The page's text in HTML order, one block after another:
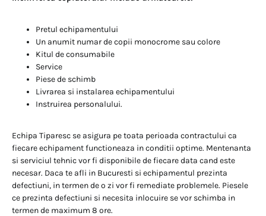
Pretul echipamentului
Un anumit numar de copii monocrome sau colore
Kitul de consumabile
Service
Piese de schimb
Livrarea si instalarea echipamentului
Instruirea personalului.
Echipa Tiparesc se asigura pe toata perioada contractului ca
fiecare echipament functioneaza in conditii optime. Mentenanta
si serviciul tehnic vor fi disponibile de fiecare data cand este
necesar. Daca te afli in Bucuresti si echipamentul prezinta
defectiuni, in termen de o zi vor fi remediate problemele. Piesele
ce prezinta defectiuni si necesita inlocuire se vor schimba in
termen de maximum 8 ore.